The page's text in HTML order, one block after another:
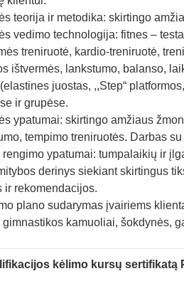
teorija ir metodika: skirtingo
vedimo technologija: fitnes –
treniruotė, kardio-treniruotė,
ištvermės, lankstumo, balanso,
juostas, ,,Step“
ir grupėse.
ypatumai: skirtingo amžiaus
tempimo treniruotės. Darbas
ypatumai: tumpalaikių ir
derinys siekiant skirtingus
ir rekomendacijos.
plano sudarymas įvairiems
kamuoliai, šokdynės,
kėlimo kursų sertifikatą